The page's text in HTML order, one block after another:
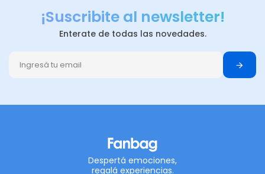
¡Suscribite al newsletter!
Enterate de todas las novedades.
Despertá emociones,
regalá experiencias.